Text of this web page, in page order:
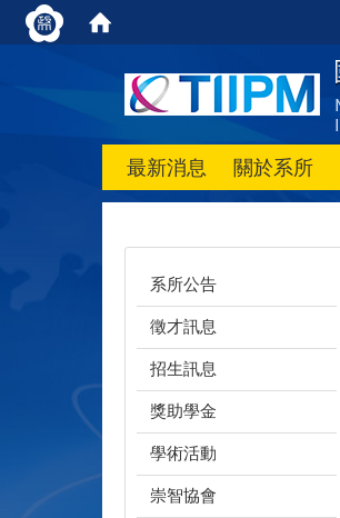
最新消息 關於系所
系所公告
徵才訊息
招生訊息
獎助學金
學術活動
崇智協會